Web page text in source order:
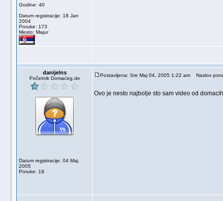
Godine: 40
Datum registracije: 18 Jan
2004
Poruke: 173
Mesto: Majur
danijelns
Početnik Domaćeg.de
Datum registracije: 04 Maj
2005
Poruke: 19
Postavljena: Sre Maj 04, 2005 1:22 am Naslov
Ovo je nesto najbolje sto sam video od